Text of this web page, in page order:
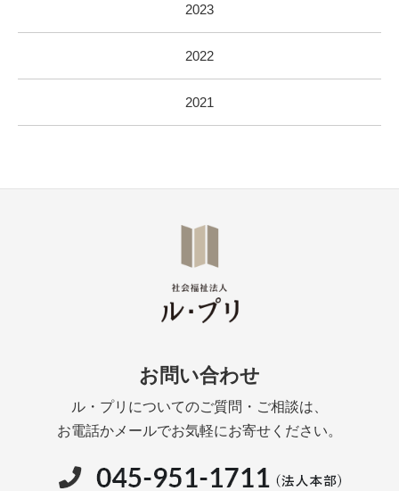
2023
2022
2021
お問い合わせ
ル・プリについてのご質問・ご相談は、
お電話かメールでお気軽にお寄せください。